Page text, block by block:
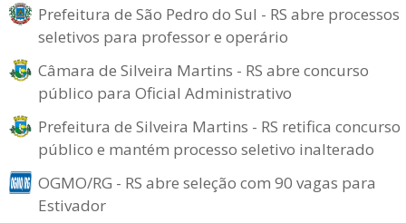
Prefeitura de São Pedro do Sul - RS abre processos
seletivos para professor e operário
Câmara de Silveira Martins - RS abre concurso
público para Oficial Administrativo
Prefeitura de Silveira Martins - RS retifica concurso
público e mantém processo seletivo inalterado
OGMO/RG - RS abre seleção com 90 vagas para
Estivador